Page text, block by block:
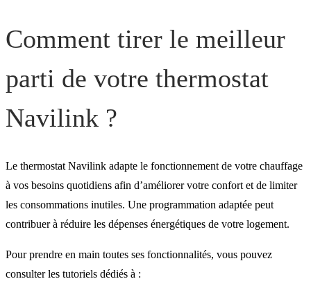
Comment tirer le meilleur
parti de votre thermostat
Navilink ?
Le thermostat Navilink adapte le fonctionnement de votre chauffage
à vos besoins quotidiens afin d’améliorer votre confort et de limiter
les consommations inutiles. Une programmation adaptée peut
contribuer à réduire les dépenses énergétiques de votre logement.
Pour prendre en main toutes ses fonctionnalités, vous pouvez
consulter les tutoriels dédiés à :